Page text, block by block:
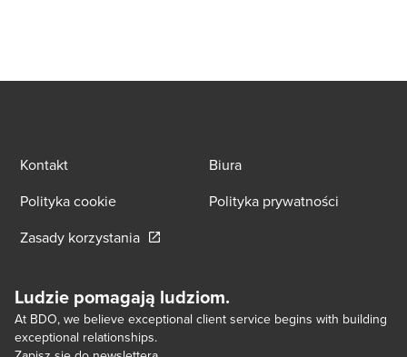
Kontakt
Biura
Polityka cookie
Polityka prywatności
Zasady korzystaniaOpens in a new window/tab
Ludzie pomagają ludziom.
At BDO, we believe exceptional client service begins with building
exceptional relationships.